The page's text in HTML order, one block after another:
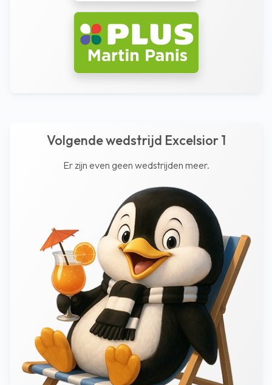
Volgende wedstrijd Excelsior 1
Er zijn even geen wedstrijden meer.